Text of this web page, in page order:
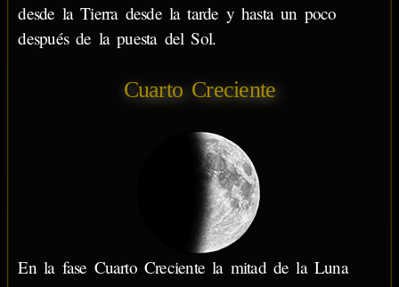
desde la Tierra desde la tarde y hasta un poco
después de la puesta del Sol.
Cuarto Creciente
En la fase Cuarto Creciente la mitad de la Luna